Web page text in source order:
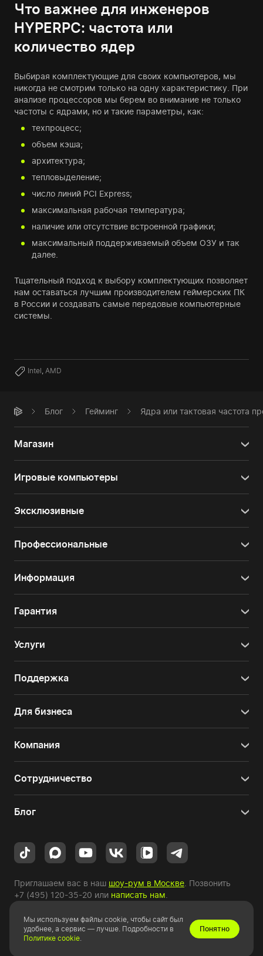
Что важнее для инженеров
HYPERPC: частота или
количество ядер
Выбирая комплектующие для своих компьютеров, мы
никогда не смотрим только на одну характеристику. При
анализе процессоров мы берем во внимание не только
частоты с ядрами, но и такие параметры, как:
техпроцесс;
объем кэша;
архитектура;
тепловыделение;
число линий PCI Express;
максимальная рабочая температура;
наличие или отсутствие встроенной графики;
максимальный поддерживаемый объем ОЗУ и так
далее.
Тщательный подход к выбору комплектующих позволяет
нам оставаться лучшим производителем геймерских ПК
в России и создавать самые передовые компьютерные
системы.
Intel, AMD
Блог Гейминг Ядра или тактовая частота
Магазин
Игровые компьютеры
Эксклюзивные
Профессиональные
Информация
Гарантия
Услуги
Поддержка
Для бизнеса
Компания
Сотрудничество
Блог
Приглашаем вас в наш шоу-рум в Москве . Позвонить
+7 (495) 120-35-20 или написать нам
Copyright © 2010-2026 HYPERPC.
Мы используем файлы cookie, чтобы сайт был
удобнее, а сервис — лучше. Подробности в
Политике cookie.
Понятно